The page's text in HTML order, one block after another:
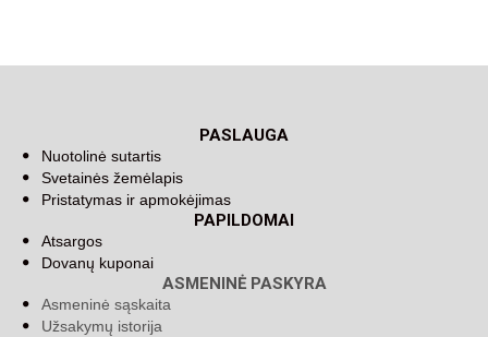
PASLAUGA
Nuotolinė sutartis
Svetainės žemėlapis
Pristatymas ir apmokėjimas
PAPILDOMAI
Atsargos
Dovanų kuponai
ASMENINĖ PASKYRA
Asmeninė sąskaita
Užsakymų istorija